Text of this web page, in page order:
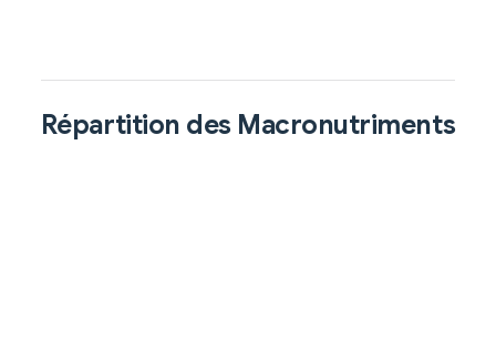
Répartition des Macronutriments